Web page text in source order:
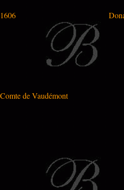
1606
Comte de Vaudémont